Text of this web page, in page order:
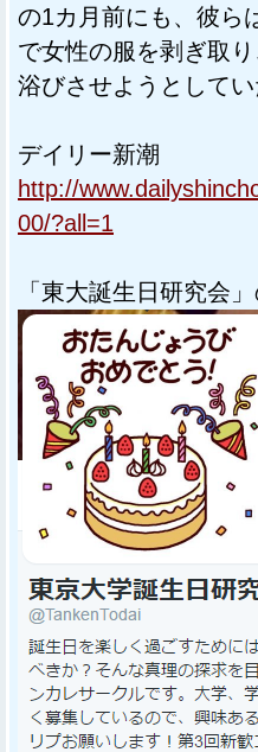
の1カ月前にも、彼ら
で女性の服を剥ぎ取
浴びさせようとしてい
デイリー新潮
http://
00/?all=1
「東大誕生日研究会